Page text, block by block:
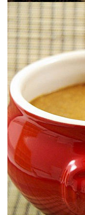
CREMA
Una de nuestras